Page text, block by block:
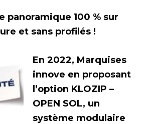
panoramique 100 % sur
et sans profilés !
En 2022, Marquises
innove en proposant
l’option KLOZIP –
OPEN SOL, un
système modulaire